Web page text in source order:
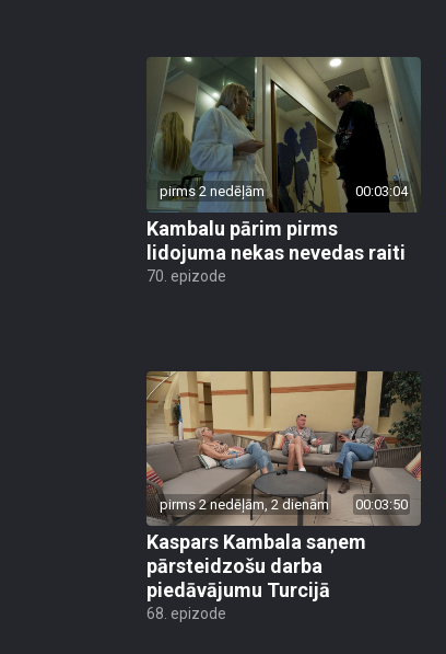
pirms 2 nedēļām 00:03:04
Kambalu pārim pirms
lidojuma nekas nevedas raiti
70. epizode
pirms 2 nedēļām, 2 dienām 00:03:50
Kaspars Kambala saņem
pārsteidzošu darba
piedāvājumu Turcijā
68. epizode